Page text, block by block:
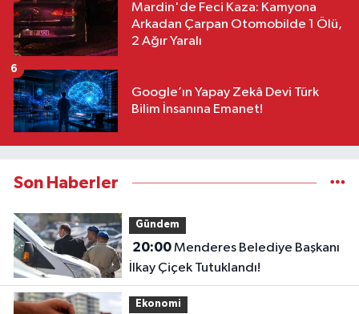
Mardin'de Feci Kaza: Kamyona
Arkadan Çarpan Otomobilde 1 Ölü,
2 Ağır Yaralı
Google’ın Yapay Zekâ Devi Türk
Bilim İnsanına Emanet!
6
Son Haberler
Gündem
20:00Menderes Belediye Başkanı
İlkay Çiçek Tutuklandı!
Ekonomi